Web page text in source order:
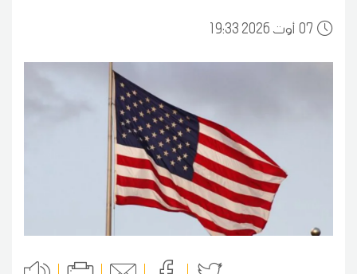
0719:33 2026 أوت